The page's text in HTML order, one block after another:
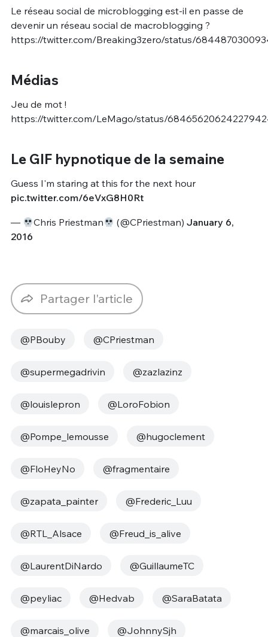
Le réseau social de microblogging est-il en passe de
devenir un réseau social de macroblogging ?
https://twitter.com/Breaking3zero/status/
Médias
Jeu de mot !
https://twitter.com/LeMago/status/
Le GIF hypnotique de la semaine
Guess I'm staring at this for the next hour
pic.twitter.com/6eVxG8H0Rt
— Chris Priestman (@CPriestman) January 6,
2016
Partager l'article
@PBouby @CPriestman
@supermegadrivin @zazlazinz
@louislepron @LoroFobion
@Pompe_lemousse @hugoclement
@FloHeyNo @fragmentaire
@zapata_painter @Frederic_Luu
@RTL_Alsace @Freud_is_alive
@LaurentDiNardo @GuillaumeTC
@peyliac @Hedvab @SaraBatata
@marcais_olive @JohnnySjh